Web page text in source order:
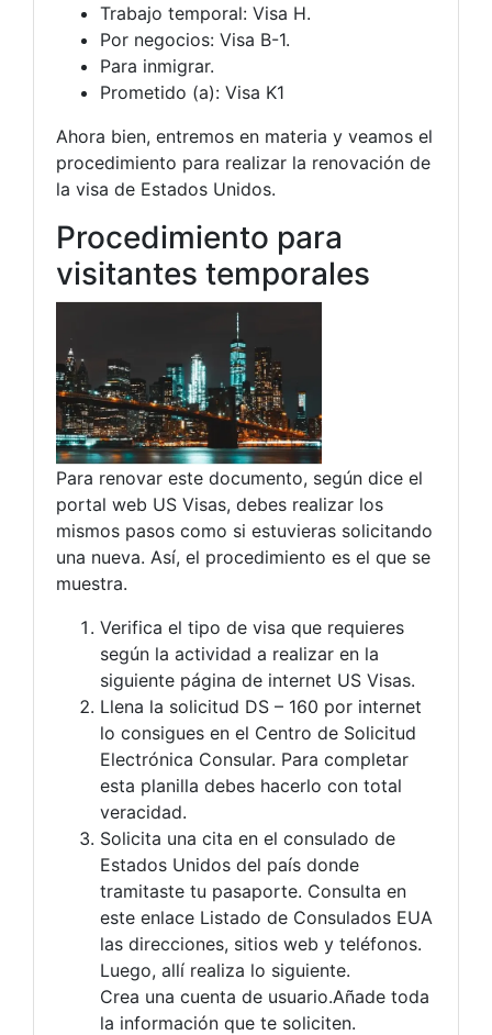
Trabajo temporal: Visa H.
Por negocios: Visa B-1.
Para inmigrar.
Prometido (a): Visa K1
Ahora bien, entremos en materia y veamos el
procedimiento para realizar la renovación de
la visa de Estados Unidos.
Procedimiento para
visitantes temporales
Para renovar este documento, según dice el
portal web US Visas, debes realizar los
mismos pasos como si estuvieras solicitando
una nueva. Así, el procedimiento es el que se
muestra.
Verifica el tipo de visa que requieres
según la actividad a realizar en la
siguiente página de internet US Visas.
Llena la solicitud DS – 160 por internet
lo consigues en el Centro de Solicitud
Electrónica Consular. Para completar
esta planilla debes hacerlo con total
veracidad.
Solicita una cita en el consulado de
Estados Unidos del país donde
tramitaste tu pasaporte. Consulta en
este enlace Listado de Consulados EUA
las direcciones, sitios web y teléfonos.
Luego, allí realiza lo siguiente.
Crea una cuenta de usuario.Añade toda
la información que te soliciten.